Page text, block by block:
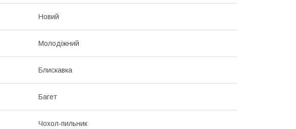
Новий
Молодіжний
Блискавка
Багет
Чохол-пильник